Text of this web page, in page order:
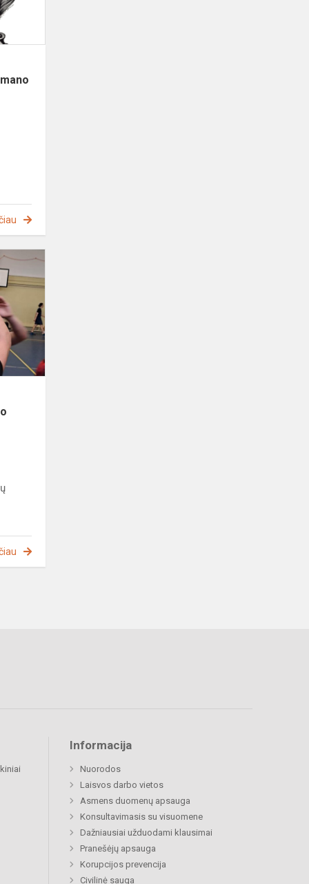
mokyklų
vaikinų
B
pogrupio
tinklin...
Informacija
Nuorodos
Laisvos darbo vietos
Asmens duomenų apsauga
Konsultavimasis su visuomene
Dažniausiai užduodami klausimai
Pranešėjų apsauga
Korupcijos prevencija
Civilinė sauga